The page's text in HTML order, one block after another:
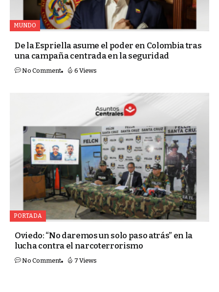
MUNDO
De la Espriella asume el poder en Colombia tras
una campaña centrada en la seguridad
No Comment 6 Views
PORTADA
Oviedo: “No daremos un solo paso atrás” en la
lucha contra el narcoterrorismo
No Comment 7 Views